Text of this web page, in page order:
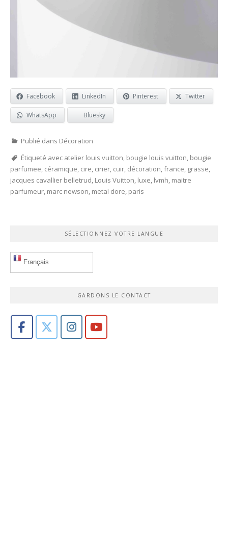
Facebook LinkedIn Pinterest Twitter
WhatsApp Bluesky
Publié dans Décoration
Étiqueté avec atelier louis vuitton, bougie louis vuitton, bougie
parfumee, céramique, cire, cirier, cuir, décoration,france, grasse,
jacques cavallier belletrud, Louis Vuitton, luxe, lvmh, maitre
parfumeur, marc newson, metal dore, paris
SÉLECTIONNEZ VOTRE LANGUE
Français
GARDONS LE CONTACT